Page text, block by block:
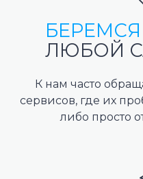
ЛЮБОЙ
К нам часто
сервисов, где их
либо просто